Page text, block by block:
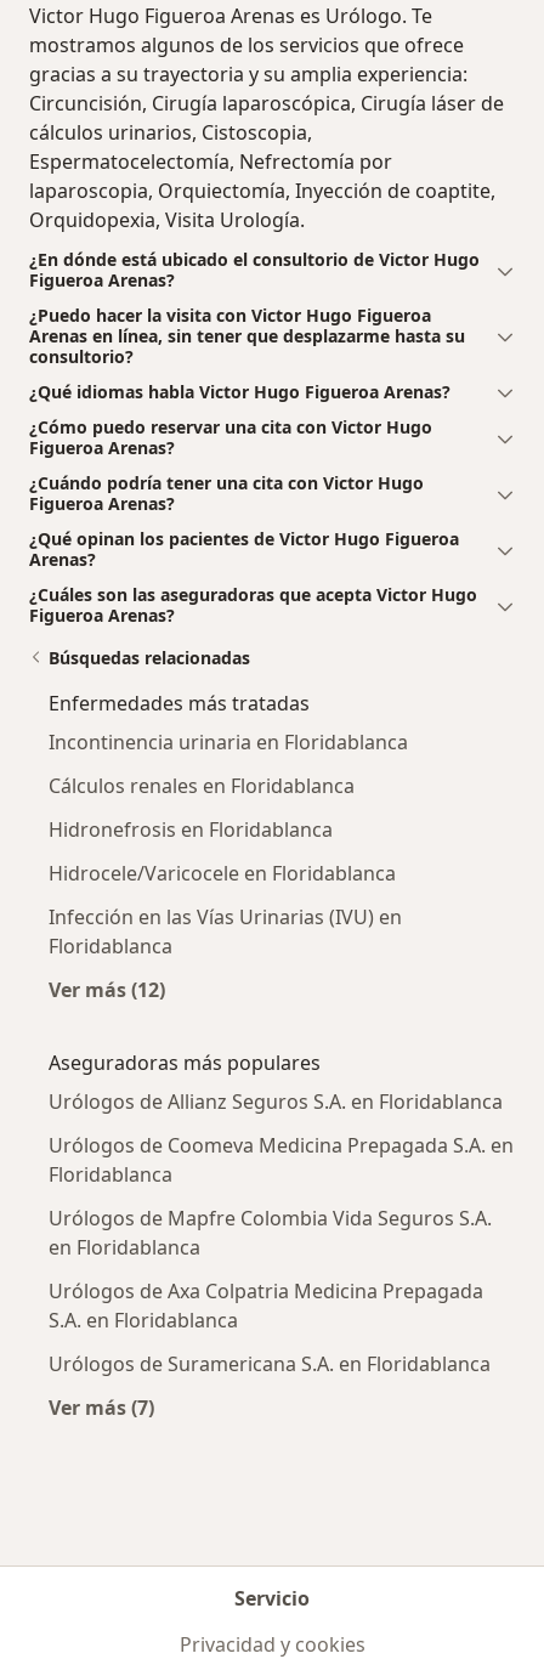
Victor Hugo Figueroa Arenas es Urólogo. Te
mostramos algunos de los servicios que ofrece
gracias a su trayectoria y su amplia experiencia:
Circuncisión, Cirugía laparoscópica, Cirugía láser de
cálculos urinarios, Cistoscopia,
Espermatocelectomía, Nefrectomía por
laparoscopia, Orquiectomía, Inyección de coaptite,
Orquidopexia, Visita Urología.
¿En dónde está ubicado el consultorio de Victor Hugo
Figueroa Arenas?
¿Puedo hacer la visita con Victor Hugo Figueroa
Arenas en línea, sin tener que desplazarme hasta su
consultorio?
¿Qué idiomas habla Victor Hugo Figueroa Arenas?
¿Cómo puedo reservar una cita con Victor Hugo
Figueroa Arenas?
¿Cuándo podría tener una cita con Victor Hugo
Figueroa Arenas?
¿Qué opinan los pacientes de Victor Hugo Figueroa
Arenas?
¿Cuáles son las aseguradoras que acepta Victor Hugo
Figueroa Arenas?
Búsquedas relacionadas
Enfermedades más tratadas
Incontinencia urinaria en Floridablanca
Cálculos renales en Floridablanca
Hidronefrosis en Floridablanca
Hidrocele/Varicocele en Floridablanca
Infección en las Vías Urinarias (IVU) en
Floridablanca
Ver más (12)
Aseguradoras más populares
Urólogos de Allianz Seguros S.A. en Floridablanca
Urólogos de Coomeva Medicina Prepagada S.A. en
Floridablanca
Urólogos de Mapfre Colombia Vida Seguros S.A.
en Floridablanca
Urólogos de Axa Colpatria Medicina Prepagada
S.A. en Floridablanca
Urólogos de Suramericana S.A. en Floridablanca
Ver más (7)
Servicio
Privacidad y cookies